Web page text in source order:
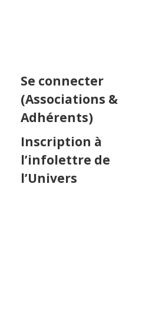
Se connecter
(Associations &
Adhérents)
Inscription à
l’infolettre de
l’Univers